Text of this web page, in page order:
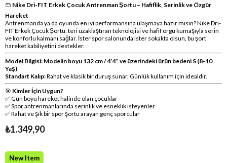
🩳 Nike Dri-FIT Erkek Çocuk Antrenman Şortu – Hafiflik, Serinlik ve Özgür
Hareket
Antrenmanda ya da oyunda en iyi performansına ulaşmaya hazır mısın? Nike Dri-
FIT Erkek Çocuk Şortu, teri uzaklaştıran teknolojisi ve hafif örgü kumaşıyla serin
ve konforlu kalmanı sağlar. İster spor salonunda ister sokakta olsun, bu şort
hareket kabiliyetini destekler.
Model Bilgisi: Modelin boyu 132 cm / 4’4” ve üzerindeki ürün bedeni S (8-10
Yaş)
Standart Kalıp:Rahat ve klasik bir duruş sunar. Günlük kullanım için idealdir.
🎯 Kimler İçin Uygun?
✅ Gün boyu hareket halinde olan çocuklar
✅ Spor antrenmanlarında serinlik ve esneklik isteyenler
✅ Rahat ve şık bir spor şortu arayan genç sporcular
₺1.349,90
New Item